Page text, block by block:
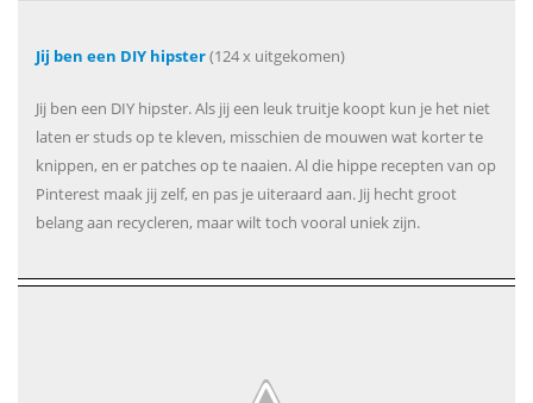
Jij ben een DIY hipster(124 x uitgekomen)
Jij ben een DIY hipster. Als jij een leuk truitje koopt kun je het niet
laten er studs op te kleven, misschien de mouwen wat korter te
knippen, en er patches op te naaien. Al die hippe recepten van op
Pinterest maak jij zelf, en pas je uiteraard aan. Jij hecht groot
belang aan recycleren, maar wilt toch vooral uniek zijn.